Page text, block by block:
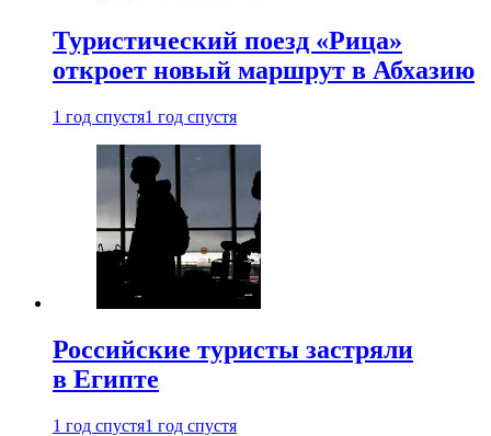
Туристический поезд «Рица»
откроет новый маршрут в Абхазию
1 год спустя1 год спустя
Российские туристы застряли
в Египте
1 год спустя1 год спустя